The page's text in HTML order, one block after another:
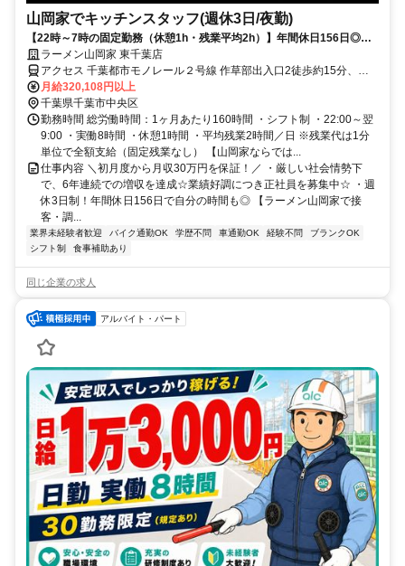
山岡家でキッチンスタッフ(週休3日/夜勤)
【22時～7時の固定勤務（休憩1h・残業平均2h）】年間休日156日◎初
月から月収32万円！
ラーメン山岡家 東千葉店
アクセス 千葉都市モノレール２号線 作草部出入口2徒歩約15分、Ｊ
Ｒ総武本線 東千葉北口徒歩約18分、千葉都市モノレール２号線 千葉
公園出入口1徒歩約19分
月給320,108円以上
千葉県千葉市中央区
勤務時間 総労働時間：1ヶ月あたり160時間 ・シフト制 ・22:00～翌
9:00 ・実働8時間 ・休憩1時間 ・平均残業2時間／日 ※残業代は1分
単位で全額支給（固定残業なし） 【山岡家ならでは...
仕事内容 ＼初月度から月収30万円を保証！／ ・厳しい社会情勢下
で、6年連続での増収を達成☆業績好調につき正社員を募集中☆ ・週
休3日制！年間休日156日で自分の時間も◎ 【ラーメン山岡家で接
客・調...
業界未経験者歓迎 バイク通勤OK 学歴不問 車通勤OK 経験不問
ブランクOK
シフト制
食事補助あり
同じ企業の求人
アルバイト・パート